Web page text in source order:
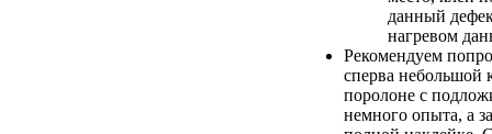
данный
нагревом
Рекомендуем
сперва небольшой
поролоне с
немного опыта, а